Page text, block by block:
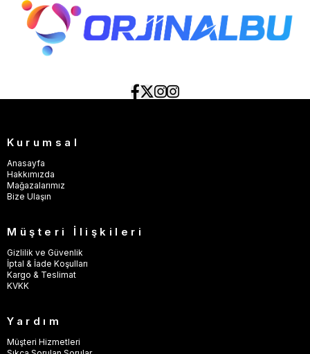
Kurumsal
Anasayfa
Hakkımızda
Mağazalarımız
Bize Ulaşın
Müşteri İlişkileri
Gizlilik ve Güvenlik
İptal & İade Koşulları
Kargo & Teslimat
KVKK
Yardım
Müşteri Hizmetleri